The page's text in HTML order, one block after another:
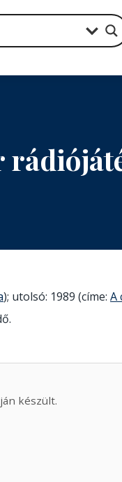
); utolsó: 1989 (címe: A
készült.